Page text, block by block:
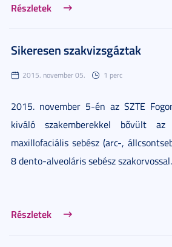
Részletek
Sikeresen szakvizsgáztak
2015. november 05. 1 perc
2015. november 5-én az SZTE
kiváló szakemberekkel bővült
maxillofaciális sebész (arc-,
8 dento-alveoláris sebész szakorvossal.
Részletek